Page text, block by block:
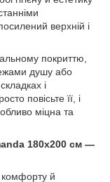
верхній і
покриттю,
душу або
і
повісьте її, і
міцна та
180x200 см —
комфорту й